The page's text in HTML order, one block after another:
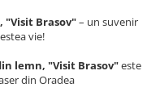
"Visit Brasov"– un suvenir
vie!
lemn, "Visit Brasov"este
din Oradea